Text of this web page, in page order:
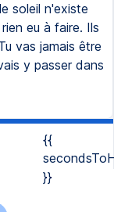
soleil n'existe
eu à faire. Ils
vas jamais être
y passer dans
{{
}}